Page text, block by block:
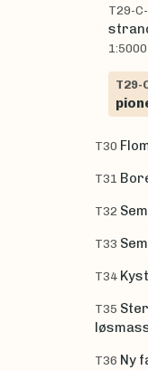
T29-
1:5000
T29-
T30
T31
T32
T33
T34
T35
T36 Ny